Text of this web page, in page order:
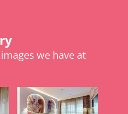
we have at
Meeting Rooms
Puccini
Puccini